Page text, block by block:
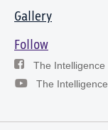
Gallery
Follow
The Intelligence
The